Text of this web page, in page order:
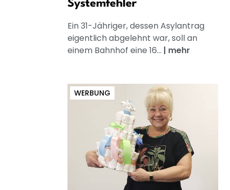
Systemfehler
Ein 31-Jähriger, dessen Asylantrag
eigentlich abgelehnt war, soll an
einem Bahnhof eine 16... | mehr
WERBUNG